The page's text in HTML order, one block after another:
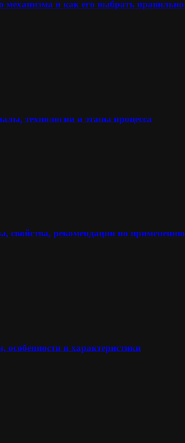
механизма и как его выбрать правильно
технологии и этапы процесса
свойства, рекомендации по применению
и характеристики